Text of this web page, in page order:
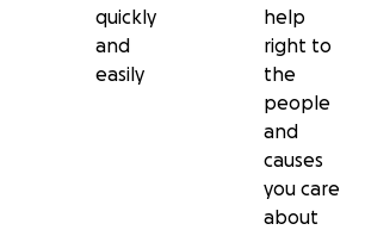
quickly
and
easily
help
right to
the
people
and
causes
you care
about